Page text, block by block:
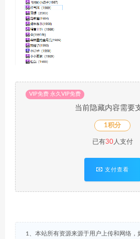
VIP免费 永久VIP免费
当前隐藏内容需要
1积分
已有30人支付
支付查看
1、本站所有资源来源于用户上传和网络，